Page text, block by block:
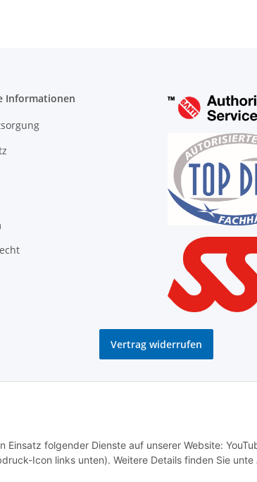
Informationen
Vertrag widerrufen
Einsatz folgender Dienste auf unserer Website:
Icon links unten). Weitere Details finden Sie unte